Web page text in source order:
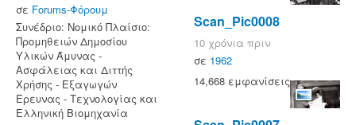
σε Forums-Φόρουμ
Συνέδριο: Νομικό Πλαίσιο:
Προμηθειών Δημοσίου
Υλικών Άμυνας -
Ασφάλειας και Διττής
Χρήσης - Εξαγωγών
Έρευνας - Τεχνολογίας και
Ελληνική Βιομηχανία
Scan_Pic0008
10 χρόνια πριν
σε 1962
14,668 εμφανίσεις